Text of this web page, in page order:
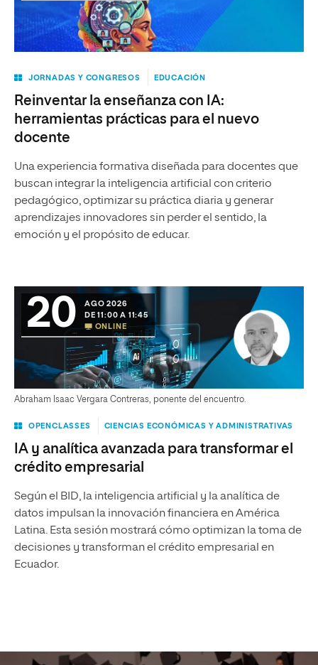
JORNADAS Y CONGRESOS EDUCACIÓN
Reinventar la enseñanza con IA:
herramientas prácticas para el nuevo
docente
Una experiencia formativa diseñada para docentes que
buscan integrar la inteligencia artificial con criterio
pedagógico, optimizar su práctica diaria y generar
aprendizajes innovadores sin perder el sentido, la
emoción y el propósito de educar.
20
AGO 2026
DE 11:00 A 11:45
ONLINE
Abraham Isaac Vergara Contreras, ponente del encuentro.
OPENCLASSES CIENCIAS ECONÓMICAS Y ADMINISTRATIVAS
IA y analítica avanzada para transformar el
crédito empresarial
Según el BID, la inteligencia artificial y la analítica de
datos impulsan la innovación financiera en América
Latina. Esta sesión mostrará cómo optimizan la toma de
decisiones y transforman el crédito empresarial en
Ecuador.